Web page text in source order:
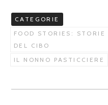
CATEGORIE
FOOD STORIES:
DEL CIBO
IL NONNO PASTICCIERE